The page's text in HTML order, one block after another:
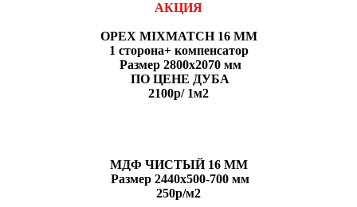
АКЦИЯ
ОРЕХ MIXMATCH 16 MM
1 сторона+ компенсатор
Размер 2800х2070 мм
ПО ЦЕНЕ ДУБА
2100р/ 1м2
MДФ ЧИСТЫЙ 16 MM
Размер 2440х500-700 мм
250р/м2